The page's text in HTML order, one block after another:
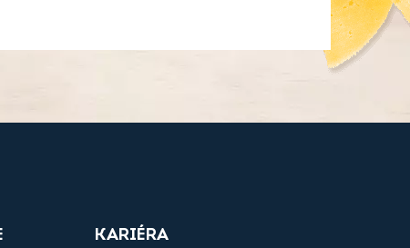
KARIÉRA